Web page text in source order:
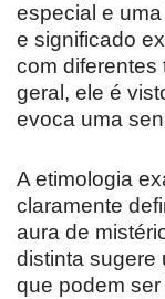
especial e
e significado
com diferentes
geral, ele é
evoca uma
A etimologia
claramente
aura de
distinta sugere
que podem